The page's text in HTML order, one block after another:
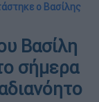
ο Βασίλης
Βασίλη
σήμερα